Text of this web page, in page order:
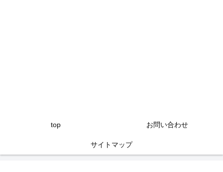
top お問い合わせ
サイトマップ